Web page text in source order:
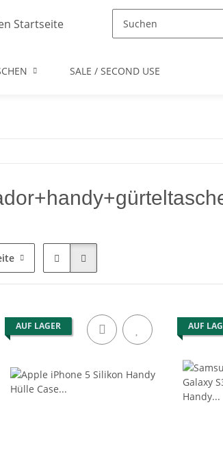
SALE / SECOND USE
AUF LAGER AUF